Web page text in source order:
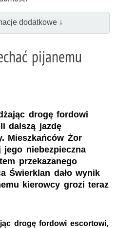
dodatkowe ↓
pijanemu
drogę fordowi
dalszą jazdę
Mieszkańców Żor
jego niebezpieczna
przekazanego
Świerklan dało wynik
kierowcy grozi teraz
drogę fordowi escortowi,